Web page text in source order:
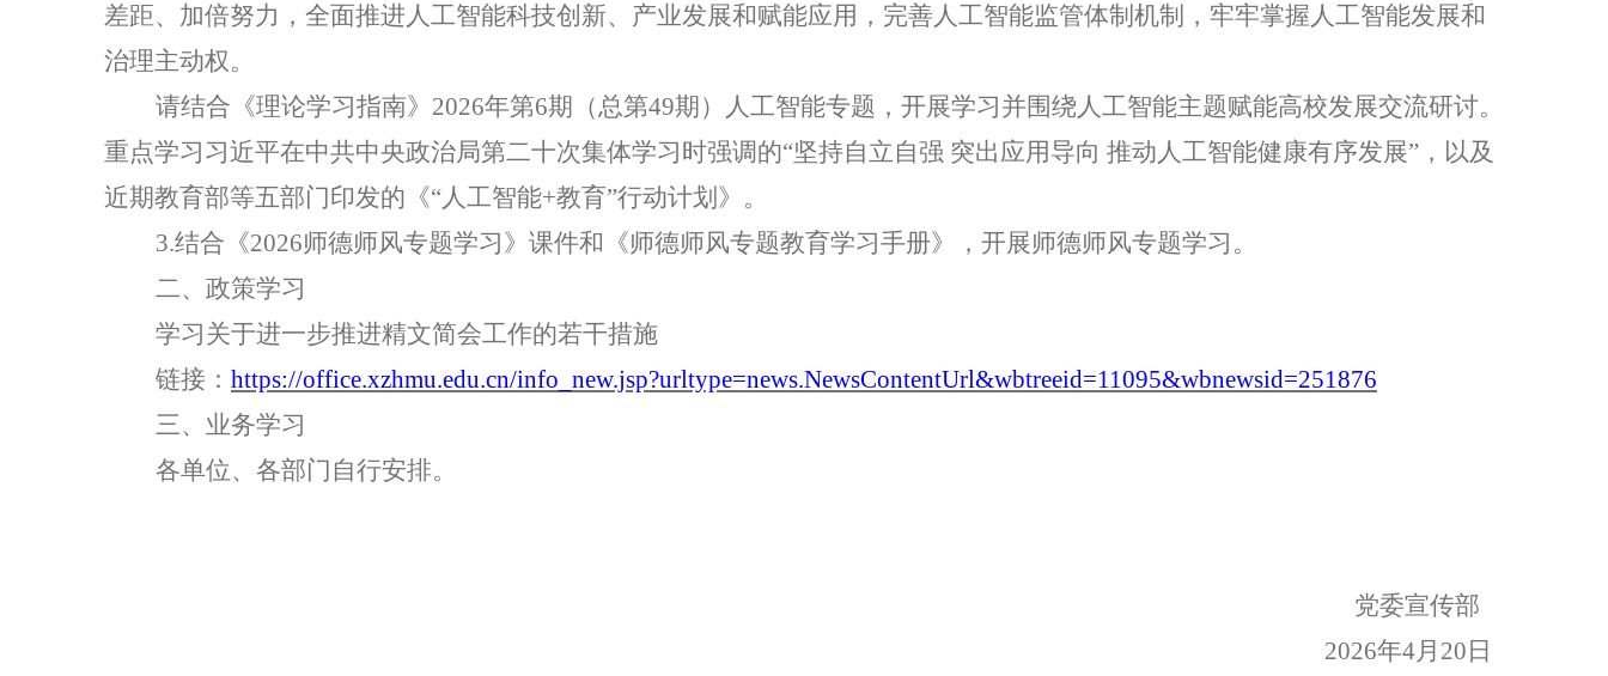
差距、加倍努力，全面推进人工智能科技创新、产业发展和赋能应用，完善人工智能监管体制机制，牢牢掌握人工智能发展和
治理主动权。
请结合 《理论学习指南》 2026年第6期（总第49期）
人工智能专题，开展学习并围绕人工智能主题赋能高校发展交流研讨。
重点学习习近平在中共中央政治局第二十次集体学习时强调的“坚持自立自强 突出应用导向 推动人工智能健康有序发展”，以及
近期教育部等五部门印发的《“人工智能+教育”行动计划》。
3.结合 《2026师德师风专题学习》课件和 《师德师风专题教育学习手册》， 开展师德师风专题学习 。
二、政策学习
学习关于进一步推进精文简会工作的若干措施
链接： https://office.xzhmu.edu.cn/info_new.jsp?urltype=news.NewsContentUrl&wbtreeid=11095&wbnewsid=251876
三、业务学习
各单位、各部门自行安排。
党委宣传部
2026年4月20日